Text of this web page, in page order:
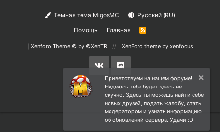
Темная тема MigosMC Русский (RU)
Помощь Главная
R
Xenforo Theme© by ©XenTR XenForo themeby xenfocus
Приветствуем на нашем форуме!
Надеюсь тебе будет здесь не
скучно. Здесь ты можешь найти себе
новых друзей, подать жалобу, стать
модератором и узнать информацию
об обновлений сервера. Удачи :D